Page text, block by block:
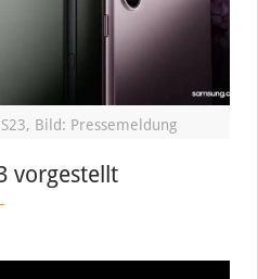
Bild: Pressemeldung
vorgestellt